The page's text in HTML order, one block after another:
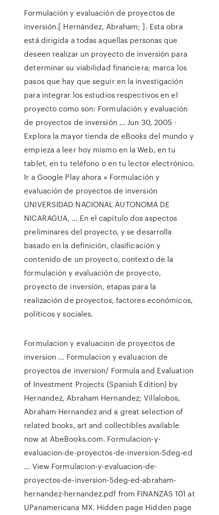
Formulación y evaluación de proyectos de
inversión.[ Hernández, Abraham; ]. Esta obra
está dirigida a todas aquellas personas que
deseen realizar un proyecto de inversión para
determinar su viabilidad financiera; marca los
pasos que hay que seguir en la investigación
para integrar los estudios respectivos en el
proyecto como son: Formulación y evaluación
de proyectos de inversión ... Jun 30, 2005 ·
Explora la mayor tienda de eBooks del mundo y
empieza a leer hoy mismo en la Web, en tu
tablet, en tu teléfono o en tu lector electrónico.
Ir a Google Play ahora » Formulación y
evaluación de proyectos de inversión
UNIVERSIDAD NACIONAL AUTONOMA DE
NICARAGUA, … En el capítulo dos aspectos
preliminares del proyecto, y se desarrolla
basado en la definición, clasificación y
contenido de un proyecto, contexto de la
formulación y evaluación de proyecto,
proyecto de inversión, etapas para la
realización de proyectos, factores económicos,
políticos y sociales.
Formulacion y evaluacion de proyectos de
inversion ... Formulacion y evaluacion de
proyectos de inversion/ Formula and Evaluation
of Investment Projects (Spanish Edition) by
Hernandez, Abraham Hernandez; Villalobos,
Abraham Hernandez and a great selection of
related books, art and collectibles available
now at AbeBooks.com. Formulacion-y-
evaluacion-de-proyectos-de-inversion-5deg-ed
... View Formulacion-y-evaluacion-de-
proyectos-de-inversion-5deg-ed-abraham-
hernandez-hernandez.pdf from FINANZAS 101 at
UPanamericana MX. Hidden page Hidden page